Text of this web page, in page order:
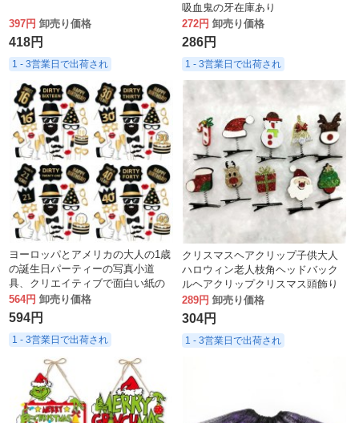
397円 卸売り価格
418円
1 - 3営業日で出荷され
吸血鬼の牙在庫あり
272円 卸売り価格
286円
1 - 3営業日で出荷され
ヨーロッパとアメリカの大人の1歳
の誕生日パーティーの写真小道
具、クリエイティブで面白い紙の
口ひげ小道具の34点セット。
564円 卸売り価格
594円
1 - 3営業日で出荷され
クリスマスヘアクリップ子供大人
ハロウィン老人枝角ヘッドバック
ルヘアクリップクリスマス頭飾り
装飾品卸売
289円 卸売り価格
304円
1 - 3営業日で出荷され